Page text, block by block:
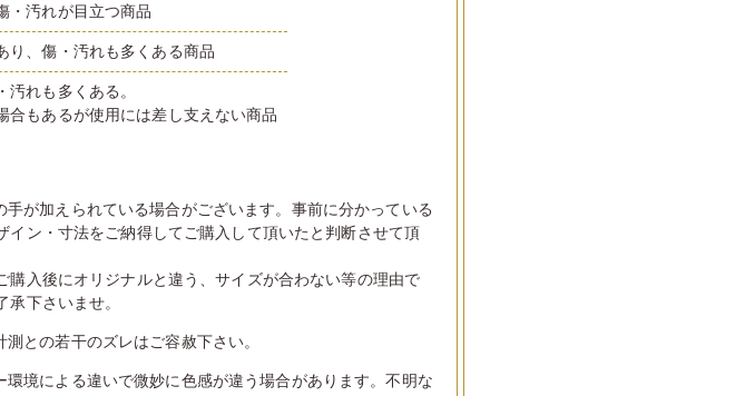
・汚れが目立つ商品
り、傷・汚れも多くある商品
れも多くある。
合もあるが使用には差し支えない商品
が加えられている場合がございます。事前に分かっている
ン・寸法をご納得してご購入して頂いたと判断させて頂
入後にオリジナルと違う、サイズが合わない等の理由で
下さいませ。
との若干のズレはご容赦下さい。
境による違いで微妙に色感が違う場合があります。不明な